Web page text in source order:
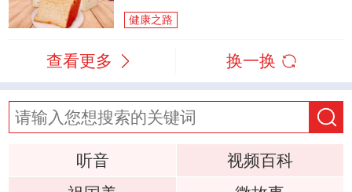
健康之路
查看更多 换一换
听音
视频百科